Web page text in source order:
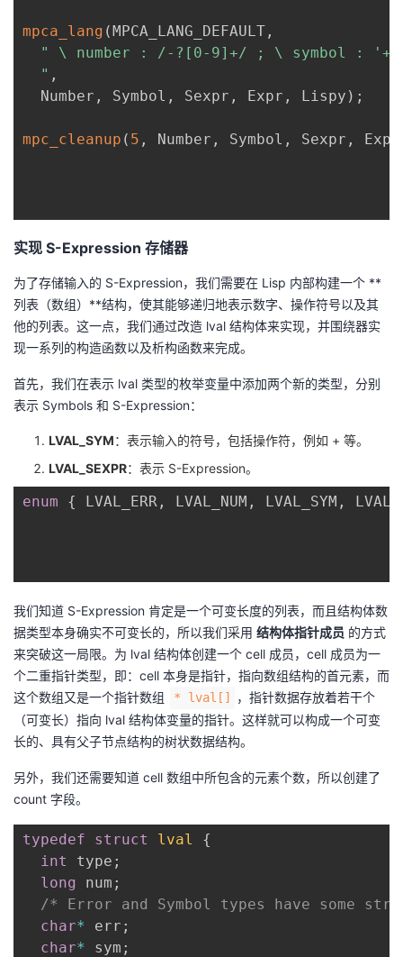
mpca_lang (MPCA_LANG_DEFAULT ,
" \ number : /-?[0-9]+/ ; \ symbol :
  "
,
  Number
, Symbol , Sexpr , Expr , Lispy ) ;
mpc_cleanup ( 5 , Number , Symbol , Sexpr , Expr
实现 S-Expression 存储器
为了存储输入的 S-Expression，我们需要在 Lisp 内部构建一个 **
列表（数组）**结构，使其能够递归地表示数字、操作符号以及其
他的列表。这一点，我们通过改造 lval 结构体来实现，并围绕器实
现一系列的构造函数以及析构函数来完成。
首先，我们在表示 lval 类型的枚举变量中添加两个新的类型，分别
表示 Symbols 和 S-Expression：
LVAL_SYM：表示输入的符号，包括操作符，例如 + 等。
LVAL_SEXPR：表示 S-Expression。
enum { LVAL_ERR , LVAL_NUM , LVAL_SYM ,
我们知道 S-Expression 肯定是一个可变长度的列表，而且结构体数
据类型本身确实不可变长的，所以我们采用 结构体指针成员 的方式
来突破这一局限。为 lval 结构体创建一个 cell 成员，cell 成员为一
个二重指针类型，即：cell 本身是指针，指向数组结构的首元素，而
这个数组又是一个指针数组
* lval[]
，指针数据存放着若干个
（可变长）指向 lval 结构体变量的指针。这样就可以构成一个可变
长的、具有父子节点结构的树状数据结构。
另外，我们还需要知道 cell 数组中所包含的元素个数，所以创建了
count 字段。
typedef struct lval
{
int
type ;
long
num ;
/* Error and Symbol types have some
char* err ;
char* sym ;